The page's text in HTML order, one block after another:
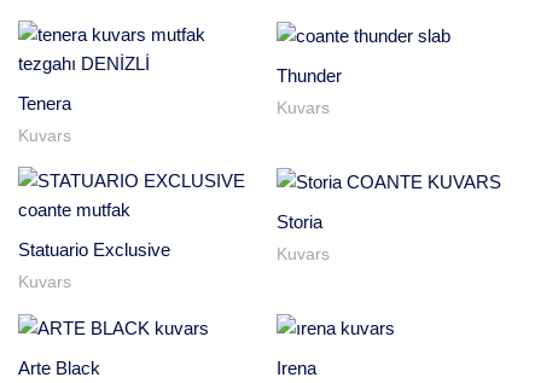
Tenera
Kuvars
Thunder
Kuvars
Statuario Exclusive
Kuvars
Storia
Kuvars
Arte Black Irena